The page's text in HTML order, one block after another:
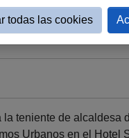
teniente de alcaldesa
Urbanos en el Hotel
todas las cookies